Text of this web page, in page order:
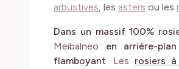
arbustives, les asters ou les
Dans un massif 100%
Meibalneo en arrière-
flamboyant. Les rosiers